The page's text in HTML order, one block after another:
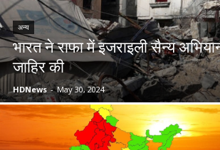
अन्य
भारत ने राफा में इजराइली सैन्य
जाहिर की
HDNews - May 30, 2024